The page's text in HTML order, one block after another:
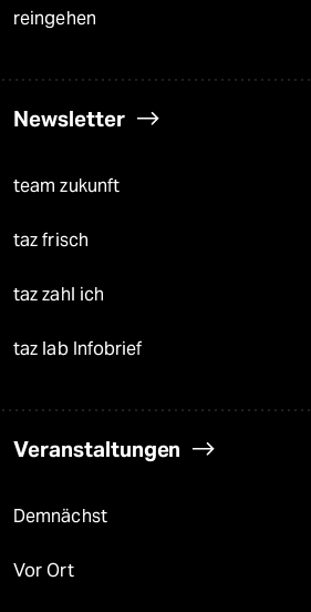
reingehen
Newsletter
team zukunft
taz frisch
taz zahl ich
taz lab Infobrief
Veranstaltungen
Demnächst
Vor Ort